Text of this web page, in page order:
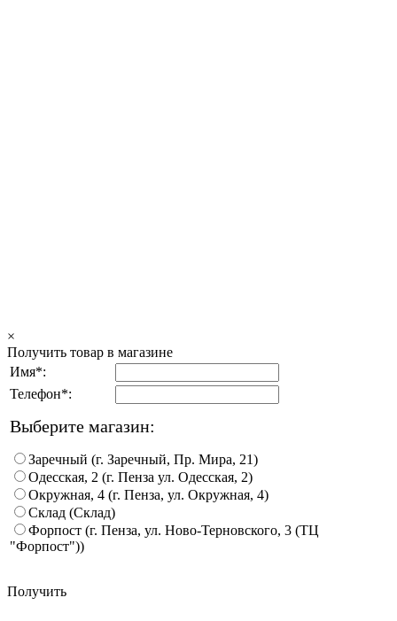
×
Получить товар в магазине
Имя*:
Телефон*:
Выберите магазин:
Заречный (г. Заречный, Пр. Мира, 21)
Одесская, 2 (г. Пенза ул. Одесская, 2)
Окружная, 4 (г. Пенза, ул. Окружная, 4)
Склад (Склад)
Форпост (г. Пенза, ул. Ново-Терновского, 3 (ТЦ
"Форпост"))
Получить